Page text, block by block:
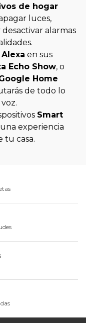
de hogar
luces,
alarmas
en sus
Echo Show, o
Home
de todo lo
Smart
experiencia
tu casa.